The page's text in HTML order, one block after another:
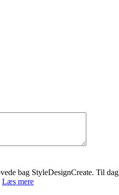
bag StyleDesignCreate. Til
Læs mere